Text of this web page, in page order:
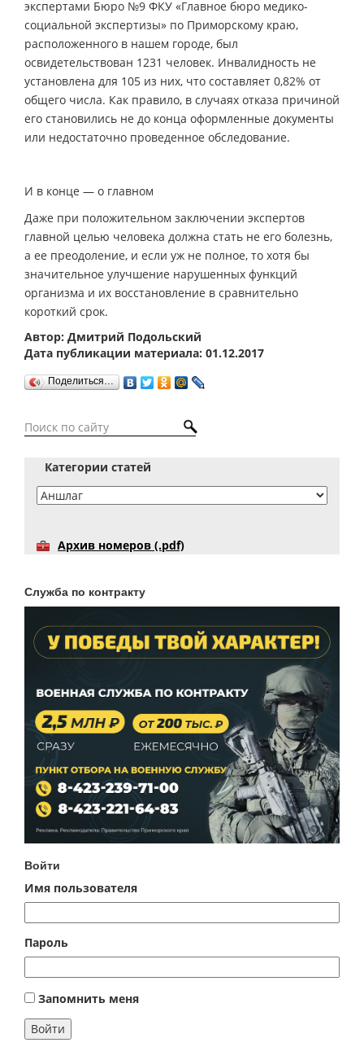
экспертами Бюро №9 ФКУ «Главное бюро медико-
социальной экспертизы» по Приморскому краю,
расположенного в нашем городе, был
освидетельствован 1231 человек. Инвалидность не
установлена для 105 из них, что составляет 0,82% от
общего числа. Как правило, в случаях отказа причиной
его становились не до конца оформленные документы
или недостаточно проведенное обследование.
И в конце — о главном
Даже при положительном заключении экспертов
главной целью человека должна стать не его болезнь,
а ее преодоление, и если уж не полное, то хотя бы
значительное улучшение нарушенных функций
организма и их восстановление в сравнительно
короткий срок.
Автор: Дмитрий Подольский
Дата публикации материала: 01.12.2017
Поделиться…
Категории статей
Архив номеров (.pdf)
Служба по контракту
Войти
Имя пользователя
Пароль
Запомнить меня
Войти